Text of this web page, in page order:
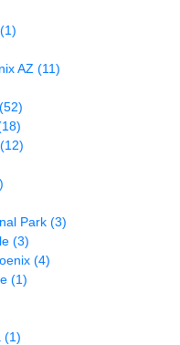
(1)
AZ (11)
(52)
(12)
Park (3)
(3)
(4)
(1)
(1)